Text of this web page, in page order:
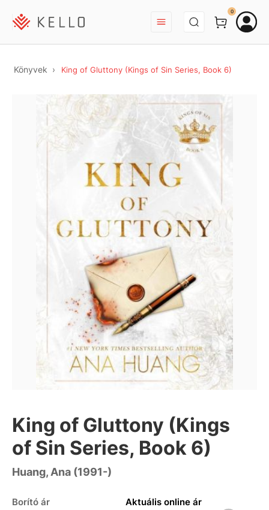
BEJELENTKEZÉS
0
Könyvek King of Gluttony (Kings of Sin Series, Book 6)
King of Gluttony (Kings
of Sin Series, Book 6)
Huang, Ana (1991-)
Borító ár Aktuális online ár